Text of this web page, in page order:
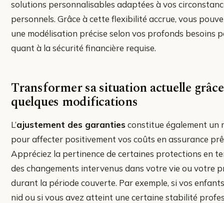
solutions personnalisables adaptées à vos
personnels. Grâce à cette flexibilité accrue, vous
une modélisation précise selon vos profonds besoins
quant à la sécurité financière requise.
Transformer sa situation actuelle
quelques modifications
L’ajustement des garanties constitue également un
pour affecter positivement vos coûts en assurance
Appréciez la pertinence de certaines protections en
des changements intervenus dans votre vie ou votre
durant la période couverte. Par exemple, si vos
nid ou si vous avez atteint une certaine stabilité